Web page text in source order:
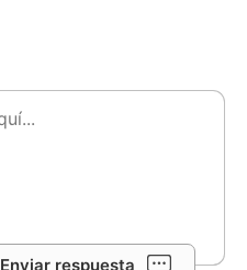
Enviar respuesta